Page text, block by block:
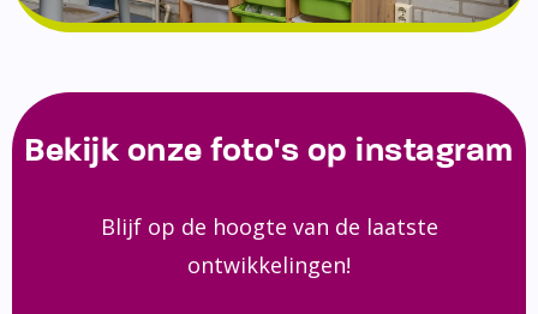
Bekijk onze foto's op instagram
Blijf op de hoogte van de laatste
ontwikkelingen!